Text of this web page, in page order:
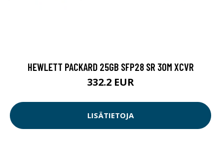
HEWLETT PACKARD 25GB SFP28 SR 30M XCVR
332.2 EUR
LISÄTIETOJA